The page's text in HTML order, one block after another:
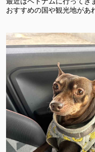
おすすめの国や観光地があ